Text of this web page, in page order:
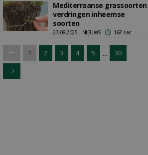
Mediterraanse grassoorten
verdringen inheemse
soorten
27-08-2025 | NIEUWS 167 sec
1 2 3 4 5 ... 30